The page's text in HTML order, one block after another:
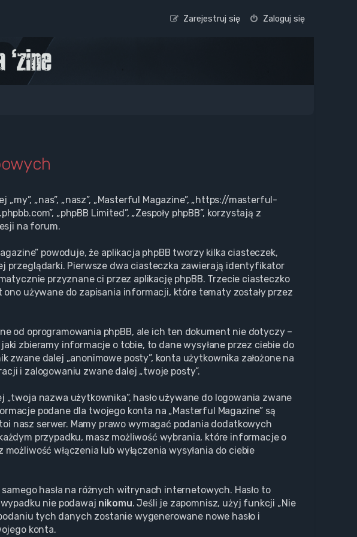
Zaloguj się
Zarejestruj się
„nas”, „nasz”, „Masterful Magazine”, „https://masterful-
„phpBB Limited”, „Zespoły phpBB”, korzystają z
na forum.
powoduje, że aplikacja phpBB tworzy kilka ciasteczek,
przeglądarki. Pierwsze dwa ciasteczka zawierają identyfikator
przyznane ci przez aplikację phpBB. Trzecie ciasteczko
używane do zapisania informacji, które tematy zostały przez
od oprogramowania phpBB, ale ich ten dokument nie dotyczy –
zbieramy informacje o tobie, to dane wysyłane przez ciebie do
dalej „anonimowe posty”, konta użytkownika założone na
i zalogowaniu zwane dalej „twoje posty”.
nazwa użytkownika”, hasło używane do logowania zwane
podane dla twojego konta na „Masterful Magazine” są
nasz serwer. Mamy prawo wymagać podania dodatkowych
przypadku, masz możliwość wybrania, które informacje o
włączenia lub wyłączenia wysyłania do ciebie
hasła na różnych witrynach internetowych. Hasło to
nie podawaj nikomu. Jeśli je zapomnisz, użyj funkcji „Nie
tych danych zostanie wygenerowane nowe hasło i
konta.